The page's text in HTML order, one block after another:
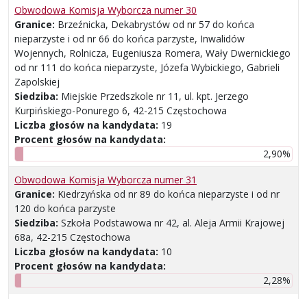
Obwodowa Komisja Wyborcza numer 30
Granice: Brzeźnicka, Dekabrystów od nr 57 do końca
nieparzyste i od nr 66 do końca parzyste, Inwalidów
Wojennych, Rolnicza, Eugeniusza Romera, Wały Dwernickiego
od nr 111 do końca nieparzyste, Józefa Wybickiego, Gabrieli
Zapolskiej
Siedziba: Miejskie Przedszkole nr 11, ul. kpt. Jerzego
Kurpińskiego-Ponurego 6, 42-215 Częstochowa
Liczba głosów na kandydata: 19
Procent głosów na kandydata:
2,90%
Obwodowa Komisja Wyborcza numer 31
Granice: Kiedrzyńska od nr 89 do końca nieparzyste i od nr
120 do końca parzyste
Siedziba: Szkoła Podstawowa nr 42, al. Aleja Armii Krajowej
68a, 42-215 Częstochowa
Liczba głosów na kandydata: 10
Procent głosów na kandydata:
2,28%